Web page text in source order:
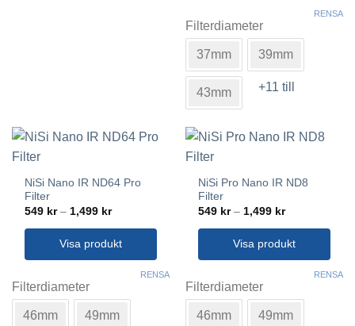
här
produkten
har
flera
varianter.
De
alternativen
kan
på
produktsidan
Filterdiameter
37mm 39mm
43mm +11 till
RENSA
NiSi Nano IR ND64 Pro
Filter
549 kr – 1,499 krPrisintervall:
till
1,499 kr
Visa produkt
här
produkten
har
Filterdiameter
46mm 49mm
RENSA
NiSi Pro Nano IR ND8
Filter
549 kr – 1,499 krPrisintervall:
till
1,499 kr
Visa produkt
här
produkten
har
Filterdiameter
46mm 49mm
RENSA